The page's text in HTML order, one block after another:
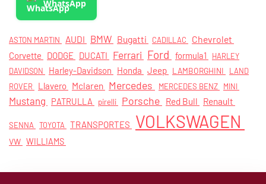
WhatsApp
ASTON MARTIN AUDI BMW Bugatti CADILLAC Chevrolet
Corvette DODGE DUCATI Ferrari Ford formula1
HARLEY
DAVIDSON
Harley-Davidson Honda Jeep LAMBORGHINI
LAND
ROVER
Llavero Mclaren Mercedes MERCEDES BENZ MINI
Mustang PATRULLA pirelli Porsche Red Bull Renault
SENNA TOYOTA TRANSPORTES VOLKSWAGEN
VW WILLIAMS